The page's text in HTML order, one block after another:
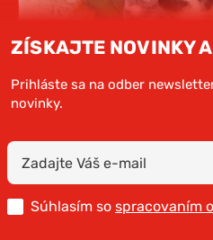
ZÍSKAJTE NOVINKY
Prihláste sa na odber
novinky.
Súhlasím so spracovaním